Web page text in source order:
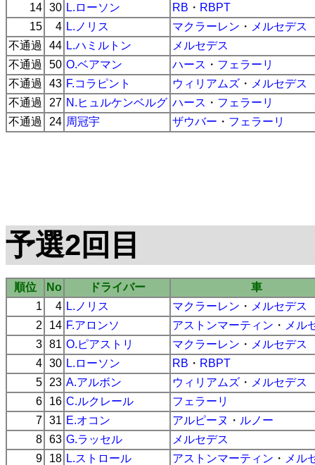
14 30 L.ローソン RB ・ RBPT
15
4 L.ノリス マクラーレン ・ メルセデス
不通過
44 L.ハミルトン
メルセデス
不通過
50 O.ベアマン ハース ・ フェラーリ
不通過
43 F.コラピント ウィリアムズ ・ メルセデス
不通過
27 N.ヒュルケンベルグ ハース ・ フェラーリ
不通過
24 周冠宇 ザウバー ・ フェラーリ
予選2回目
順位 No ドライバー
車
1
4 L.ノリス マクラーレン ・ メルセデス
2
14 F.アロンソ アストンマーティン ・ メル
3 81 O.ピアストリ マクラーレン ・ メルセデス
4 30 L.ローソン RB ・ RBPT
5
23 A.アルボン ウィリアムズ ・ メルセデス
6
16 C.ルクレール
フェラーリ
7 31 E.オコン アルピーヌ ・ ルノー
8 63 G.ラッセル
メルセデス
9
18 L.ストロール アストンマーティン ・ メル